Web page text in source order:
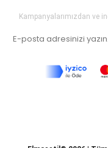
Kampanyalarımızdan ve